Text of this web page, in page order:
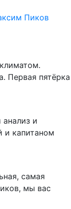
Пиков
Первая пятёрка
и
и капитаном
самая
мы вас